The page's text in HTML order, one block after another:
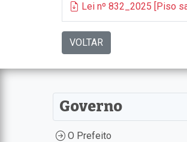
Lei nº 832_2025 [Piso
VOLTAR
Governo
O Prefeito